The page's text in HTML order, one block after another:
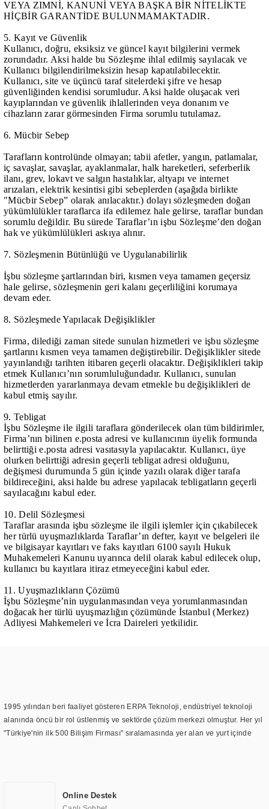
VEYA ZIMNİ, KANUNİ VEYA BAŞKA BİR NİTELİKTE
HİÇBİR GARANTİDE BULUNMAMAKTADIR.
5. Kayıt ve Güvenlik
Kullanıcı, doğru, eksiksiz ve güncel kayıt bilgilerini vermek
zorundadır. Aksi halde bu Sözleşme ihlal edilmiş sayılacak ve
Kullanıcı bilgilendirilmeksizin hesap kapatılabilecektir.
Kullanıcı, site ve üçüncü taraf sitelerdeki şifre ve hesap
güvenliğinden kendisi sorumludur. Aksi halde oluşacak veri
kayıplarından ve güvenlik ihlallerinden veya donanım ve
cihazların zarar görmesinden Firma sorumlu tutulamaz.
6. Mücbir Sebep
Tarafların kontrolünde olmayan; tabii afetler, yangın, patlamalar,
iç savaşlar, savaşlar, ayaklanmalar, halk hareketleri, seferberlik
ilanı, grev, lokavt ve salgın hastalıklar, altyapı ve internet
arızaları, elektrik kesintisi gibi sebeplerden (aşağıda birlikte
"Mücbir Sebep” olarak anılacaktır.) dolayı sözleşmeden doğan
yükümlülükler taraflarca ifa edilemez hale gelirse, taraflar bundan
sorumlu değildir. Bu sürede Taraflar’ın işbu Sözleşme’den doğan
hak ve yükümlülükleri askıya alınır.
7. Sözleşmenin Bütünlüğü ve Uygulanabilirlik
İşbu sözleşme şartlarından biri, kısmen veya tamamen geçersiz
hale gelirse, sözleşmenin geri kalanı geçerliliğini korumaya
devam eder.
8. Sözleşmede Yapılacak Değişiklikler
Firma, dilediği zaman sitede sunulan hizmetleri ve işbu sözleşme
şartlarını kısmen veya tamamen değiştirebilir. Değişiklikler sitede
yayınlandığı tarihten itibaren geçerli olacaktır. Değişiklikleri takip
etmek Kullanıcı’nın sorumluluğundadır. Kullanıcı, sunulan
hizmetlerden yararlanmaya devam etmekle bu değişiklikleri de
kabul etmiş sayılır.
9. Tebligat
İşbu Sözleşme ile ilgili taraflara gönderilecek olan tüm bildirimler,
Firma’nın bilinen e.posta adresi ve kullanıcının üyelik formunda
belirttiği e.posta adresi vasıtasıyla yapılacaktır. Kullanıcı, üye
olurken belirttiği adresin geçerli tebligat adresi olduğunu,
değişmesi durumunda 5 gün içinde yazılı olarak diğer tarafa
bildireceğini, aksi halde bu adrese yapılacak tebligatların geçerli
sayılacağını kabul eder.
10. Delil Sözleşmesi
Taraflar arasında işbu sözleşme ile ilgili işlemler için çıkabilecek
her türlü uyuşmazlıklarda Taraflar’ın defter, kayıt ve belgeleri ile
ve bilgisayar kayıtları ve faks kayıtları 6100 sayılı Hukuk
Muhakemeleri Kanunu uyarınca delil olarak kabul edilecek olup,
kullanıcı bu kayıtlara itiraz etmeyeceğini kabul eder.
11. Uyuşmazlıkların Çözümü
İşbu Sözleşme’nin uygulanmasından veya yorumlanmasından
doğacak her türlü uyuşmazlığın çözümünde İstanbul (Merkez)
Adliyesi Mahkemeleri ve İcra Daireleri yetkilidir.
1995 yılından beri faaliyet gösteren ERPA Teknoloji, endüstriyel teknoloji
alanında öncü bir rol üstlenmiş ve sektörde çözüm merkezi olmuştur. Her yıl
"Türkiye'nin ilk 500 Bilişim Firması" sıralamasında yer alan ve yurt içinde
TOCHI markası altında kendi ürettiği ürünlerde kullanmıştır. Günümüzde
Online Destek